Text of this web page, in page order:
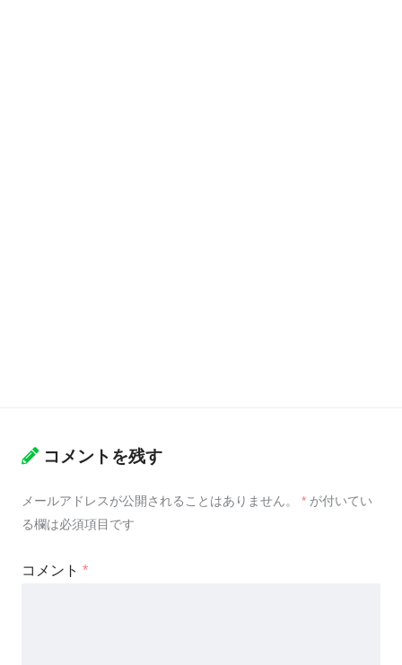
コメントを残す
メールアドレスが公開されることはありません。 * が付いてい
る欄は必須項目です
コメント *